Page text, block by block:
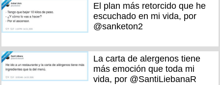
El plan más retorcido que he
escuchado en mi vida, por
@sanketon2
La carta de alergenos tiene
más emoción que toda mi
vida, por @SantiLiebanaR